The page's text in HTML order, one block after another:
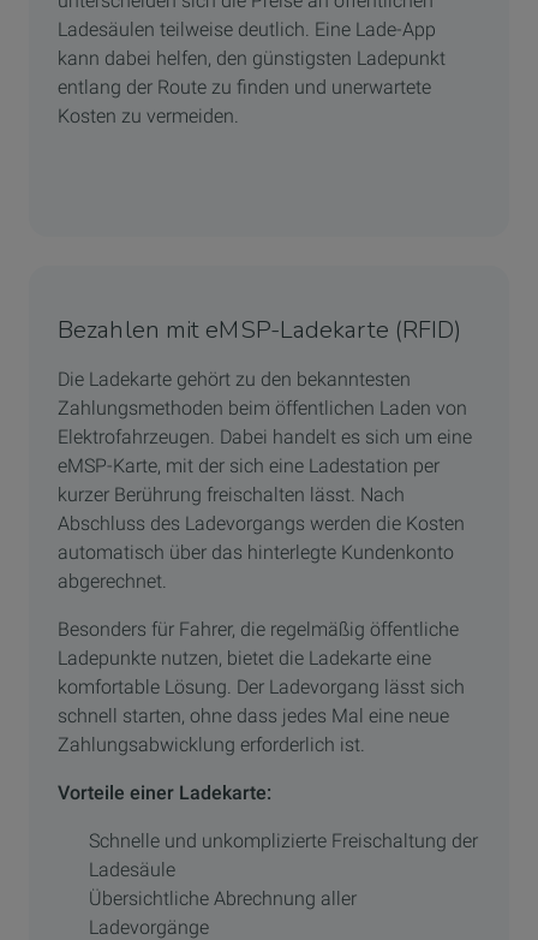
Ladesäulen teilweise deutlich. Eine Lade-App
kann dabei helfen, den günstigsten Ladepunkt
entlang der Route zu finden und unerwartete
Kosten zu vermeiden.
Bezahlen mit eMSP-Ladekarte (RFID)
Die Ladekarte gehört zu den bekanntesten
Zahlungsmethoden beim öffentlichen Laden von
Elektrofahrzeugen. Dabei handelt es sich um eine
eMSP-Karte, mit der sich eine Ladestation per
kurzer Berührung freischalten lässt. Nach
Abschluss des Ladevorgangs werden die Kosten
automatisch über das hinterlegte Kundenkonto
abgerechnet.
Besonders für Fahrer, die regelmäßig öffentliche
Ladepunkte nutzen, bietet die Ladekarte eine
komfortable Lösung. Der Ladevorgang lässt sich
schnell starten, ohne dass jedes Mal eine neue
Zahlungsabwicklung erforderlich ist.
Vorteile einer Ladekarte:
Schnelle und unkomplizierte Freischaltung der
Ladesäule
Übersichtliche Abrechnung aller
Ladevorgänge